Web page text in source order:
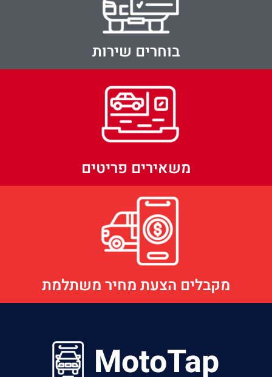
בוחרים שירות
משאירים פריטים
מקבלים הצעת מחיר משתלמת